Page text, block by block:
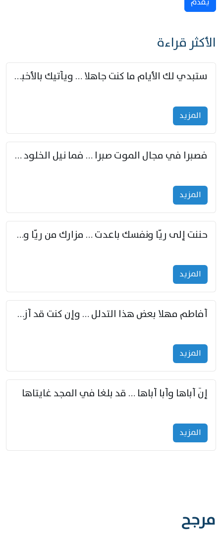
الأكثر قراءة
ستبدي لك الأيام ما كنت جاهلا … ويأتيك بالأخبار من لم تزوّد
المزید
فصبرا في مجال الموت صبرا … فما نيل الخلود بمستطاع
المزید
حننت إلى ريّا ونفسك باعدت … مزارك من ريّا وشعباكما معا
المزید
أفاطم مهلا بعض هذا التدلل … وإن كنت قد أزمعت صرمي فأجملي
المزید
إنّ أباها وأبا أباها … قد بلغا في المجد غايتاها
المزید
مرجح